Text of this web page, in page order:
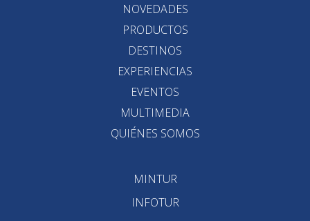
NOVEDADES
PRODUCTOS
DESTINOS
EXPERIENCIAS
EVENTOS
MULTIMEDIA
QUIÉNES SOMOS
MINTUR
INFOTUR